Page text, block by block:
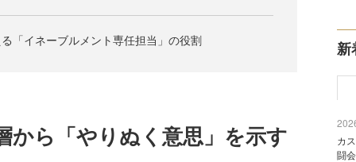
「イネーブルメント専任担当」の役割
から「やりぬく意思」を示す
新
カ
闘